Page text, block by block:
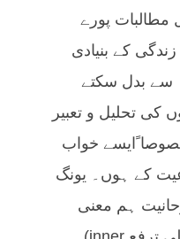
پورے
کے بنیادی
سے بدل سکتے
کی تحلیل و تعبیر
ًایسے خواب
کے ہوں۔ یونگ
ہم معنی